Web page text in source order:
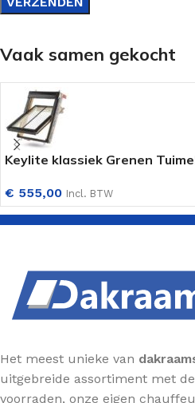
Vaak samen gekocht
Keylite klassiek Grenen
€ 555,00 Incl. BTW
Het meest unieke van
uitgebreide assortiment met
voorraden, onze eigen